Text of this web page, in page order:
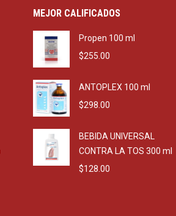
MEJOR CALIFICADOS
Propen 100 ml
$255.00
ANTOPLEX 100 ml
$298.00
BEBIDA UNIVERSAL
CONTRA LA TOS 300 ml
$128.00